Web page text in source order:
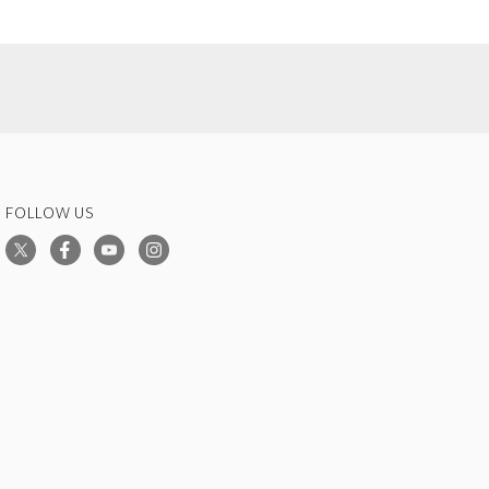
FOLLOW US